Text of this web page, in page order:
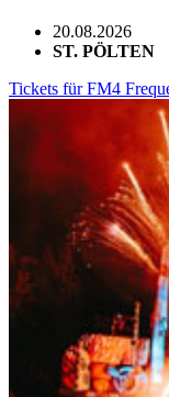
20.08.2026
ST. PÖLTEN
Tickets für FM4